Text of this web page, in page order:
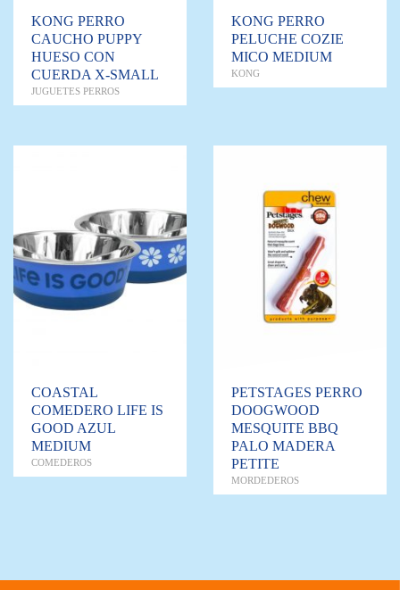
KONG PERRO
CAUCHO PUPPY
HUESO CON
CUERDA X-SMALL
JUGUETES PERROS
KONG PERRO
PELUCHE COZIE
MICO MEDIUM
KONG
COASTAL
COMEDERO LIFE IS
GOOD AZUL
MEDIUM
COMEDEROS
PETSTAGES PERRO
DOOGWOOD
MESQUITE BBQ
PALO MADERA
PETITE
MORDEDEROS